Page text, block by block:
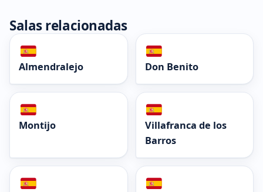
Salas relacionadas
Almendralejo Don Benito
Montijo
Villafranca de los
Barros